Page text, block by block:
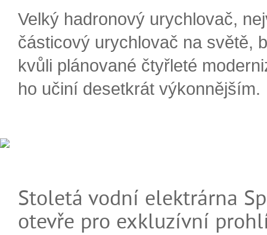
Velký hadronový urychlovač,
částicový urychlovač na světě,
kvůli plánované čtyřleté
ho učiní desetkrát výkonnějším.
Stoletá vodní elektrárna
otevře pro exkluzívní